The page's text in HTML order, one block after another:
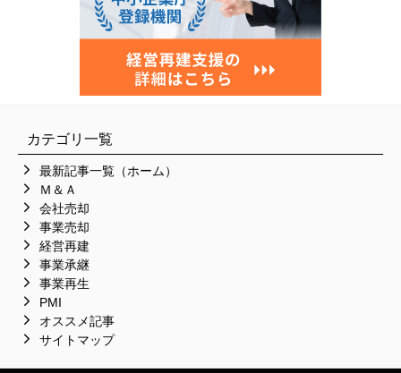
カテゴリ一覧
最新記事一覧（ホーム）
Ｍ＆Ａ
会社売却
事業売却
経営再建
事業承継
事業再生
PMI
オススメ記事
サイトマップ